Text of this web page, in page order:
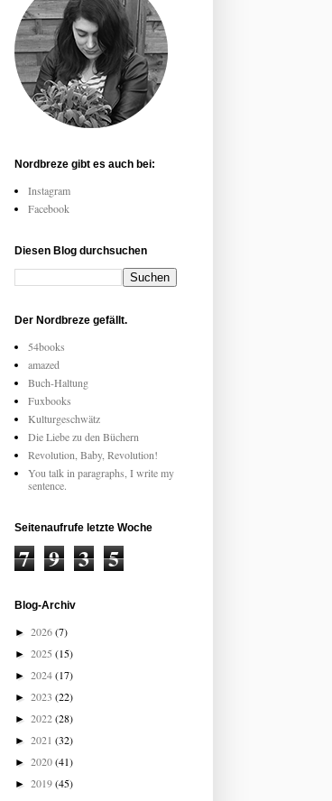
Nordbreze gibt es auch bei:
Instagram
Facebook
Diesen Blog durchsuchen
Der Nordbreze gefällt.
54books
amazed
Buch-Haltung
Fuxbooks
Kulturgeschwätz
Die Liebe zu den Büchern
Revolution, Baby, Revolution!
You talk in paragraphs, I write my
sentence.
Seitenaufrufe letzte Woche
7 9 3 5
Blog-Archiv
► 2026(7)
► 2025 (15)
► 2024(17)
► 2023 (22)
► 2022(28)
► 2021 (32)
► 2020(41)
► 2019(45)